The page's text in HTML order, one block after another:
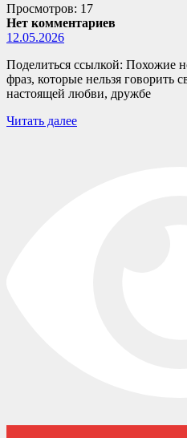
Просмотров: 17
Нет комментариев
12.05.2026
Поделиться ссылкой: Похожие
фраз, которые нельзя говорить
настоящей любви, дружбе
Читать далее